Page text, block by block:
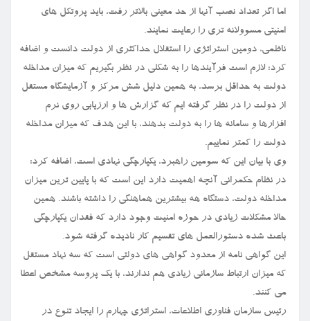
اما اگر تعداد نصب آنها از حد معینی بالاتر رفت، باید پروتکل های
امنیتی مسوولانه تری را رعایت نمایند.
ناظمی، دومین استراتژی را استقلال حداکثری از دولت دانست و اضافه
کرد: لازم است فرآیندها را به شکلی در نظر بگیریم که میزان مداخله
دولت به حداقل برسد، به همین دلیل شش مرکز و آزمایشگاه مستقل
از دولت را در نظر گرفته ایم که گزارش ها و ارزیابی روی نرم
افزارها و سامانه ها را به دولت بدهند، با این هدف که میزان مداخله
دولت را کمتر نماییم.
وی با بیان این که سومین راهبرد، یکپارچگی نهادی است، اضافه کرد:
در نظام حکمرانی آنچه اهمیت دارد این است که با پایین ترین میزان
مداخله دولت، دستگاه هه بیشترین هماهنگی را داشته باشند. همین
حالا مشکلات زیادی در حوزه امنیت وجود دارد که فقدان یکپارچگی
باعث شده دستورالعمل های تقسیم کار نادیده گرفته شود.
این گواهی نامه از معدود گواهی های دولتی است که سه نهاد مستقل
که میزان ارتباط سازمانی زیادی هم ندارند، با یک پروسه مشخص اعطا
می کنند.
رئیس سازمان فناوری اطلاعات، استراتژی چهارم را ایجاد تنوع در